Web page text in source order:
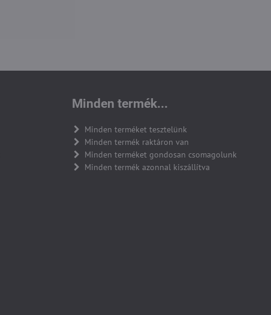
Minden termék...
Minden terméket tesztelünk
Minden termék raktáron van
Minden terméket gondosan csomagolunk
Minden termék azonnal kiszállítva